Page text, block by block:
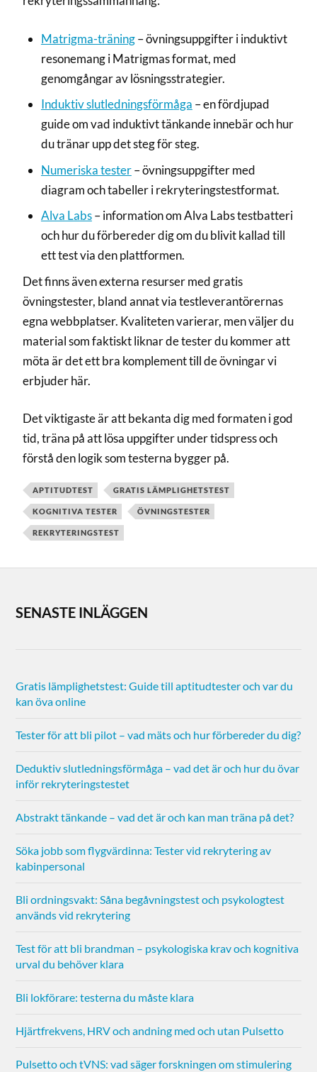
Matrigma-träning– övningsuppgifter i induktivt
resonemang i Matrigmas format, med
genomgångar av lösningsstrategier.
Induktiv slutledningsförmåga – en fördjupad
guide om vad induktivt tänkande innebär och hur
du tränar upp det steg för steg.
Numeriska tester– övningsuppgifter med
diagram och tabeller i rekryteringstestformat.
Alva Labs– information om Alva Labs testbatteri
och hur du förbereder dig om du blivit kallad till
ett test via den plattformen.
Det finns även externa resurser med gratis
övningstester, bland annat via testleverantörernas
egna webbplatser. Kvaliteten varierar, men väljer du
material som faktiskt liknar de tester du kommer att
möta är det ett bra komplement till de övningar vi
erbjuder här.
Det viktigaste är att bekanta dig med formaten i god
tid, träna på att lösa uppgifter under tidspress och
förstå den logik som testerna bygger på.
APTITUDTEST GRATIS LÄMPLIGHETSTEST
KOGNITIVA TESTER ÖVNINGSTESTER
REKRYTERINGSTEST
SENASTE INLÄGGEN
Gratis lämplighetstest: Guide till aptitudtester och var du
kan öva online
Tester för att bli pilot – vad mäts och hur förbereder du dig?
Deduktiv slutledningsförmåga – vad det är och hur du övar
inför rekryteringstestet
Abstrakt tänkande – vad det är och kan man träna på det?
Söka jobb som flygvärdinna: Tester vid rekrytering av
kabinpersonal
Bli ordningsvakt: Såna begåvningstest och psykologtest
används vid rekrytering
Test för att bli brandman – psykologiska krav och kognitiva
urval du behöver klara
Bli lokförare: testerna du måste klara
Hjärtfrekvens, HRV och andning med och utan Pulsetto
Pulsetto och tVNS: vad säger forskningen om stimulering